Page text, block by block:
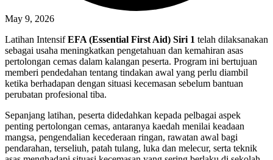
May 9, 2026
Latihan IntensifEFA (Essential First Aid) Siri 1 telah dilaksanakan
sebagai usaha meningkatkan pengetahuan dan kemahiran asas
pertolongan cemas dalam kalangan peserta. Program ini bertujuan
memberi pendedahan tentang tindakan awal yang perlu diambil
ketika berhadapan dengan situasi kecemasan sebelum bantuan
perubatan profesional tiba.
Sepanjang latihan, peserta didedahkan kepada pelbagai aspek
penting pertolongan cemas, antaranya kaedah menilai keadaan
mangsa, pengendalian kecederaan ringan, rawatan awal bagi
pendarahan, terseliuh, patah tulang, luka dan melecur, serta teknik